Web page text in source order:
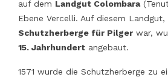
auf dem Landgut Colombara
Ebene Vercelli. Auf diesem Landgut,
Schutzherberge für Pilger war,
15. Jahrhundert angebaut.
1571 wurde die Schutzherberge zu